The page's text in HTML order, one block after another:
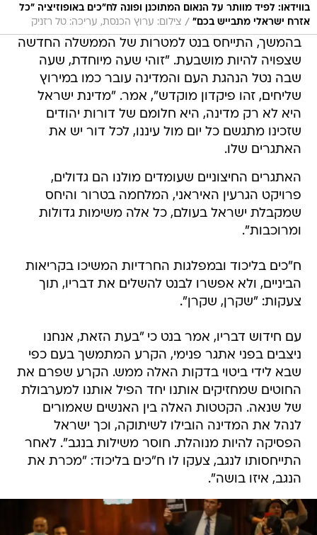
בווידאו: לפיד מוותר על הנאום המתוכנן ופונה לח"כים באופוזיציה "כל
אזרח ישראלי מתבייש בכם" / צילום: ערוץ הכנסת, עריכה: טל רזניק
בהמשך, התייחס בנט למטרות של הממשלה החדשה
שצפויה להיות מושבעת. "זוהי שעה מיוחדת, שעה
שבה נטל הנהגת העם והמדינה עובר כמו במירוץ
שליחים, זהו פיקדון מוקדש", אמר. "מדינת ישראל
היא לא רק מדינה, היא חלומם של דורות יהודים
שזכינו מתגשם כל יום מול עיננו, לכל דור יש את
האתגרים שלו.
האתגרים החיצוניים שעומדים מולנו הם גדולים,
פרויקט הגרעין האיראני, המלחמה בטרור והיחס
שמקבלת ישראל בעולם, כל אלה משימות גדולות
ומרוכבות".
ח"כים בליכוד ובמפלגות החרדיות המשיכו בקריאות
הביניים, ולא אפשרו לבנט להשלים את דבריו, תוך
צעקות: "שקרן, שקרן".
עם חידוש דבריו, אמר בנט כי "בעת הזאת, אנחנו
ניצבים בפני אתגר פנימי, הקרע המתמשך בעם כפי
שבא לידי ביטוי בדקות האלה ממש. הקרע שפרם את
החוטים שמחזיקים אותנו יחד הפיל אותנו למערבולת
של שנאה. הקטטות האלה בין האנשים שאמורים
לנהל את המדינה הובילו לשיתוקה, וכך ישראל
הפסיקה להיות מנוהלת. חוסר משילות בנגב". לאחר
התייחסותו לנגב, צעקו לו ח"כים בליכוד: "מכרת את
הנגב, איזו בושה".